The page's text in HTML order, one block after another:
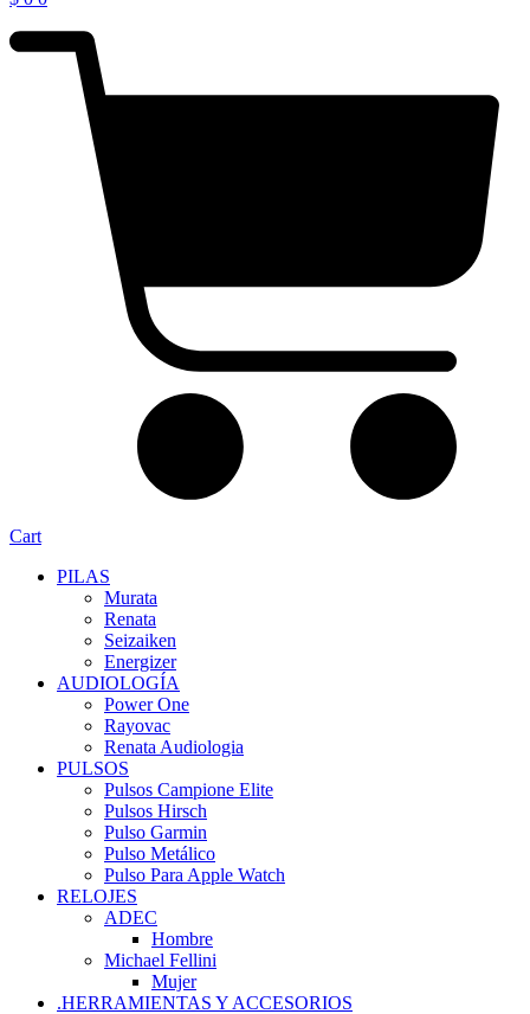
Cart
PILAS
Murata
Renata
Seizaiken
Energizer
AUDIOLOGÍA
Power One
Rayovac
Renata Audiologia
PULSOS
Pulsos Campione Elite
Pulsos Hirsch
Pulso Garmin
Pulso Metálico
Pulso Para Apple Watch
RELOJES
ADEC
Hombre
Michael Fellini
Mujer
.HERRAMIENTAS Y ACCESORIOS